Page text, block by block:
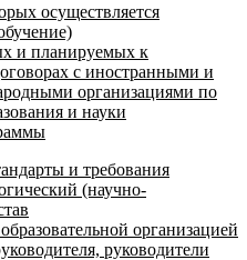
осуществляется
и планируемых к
с иностранными и
организациями по
и науки
и требования
(научно-
организацией
руководители